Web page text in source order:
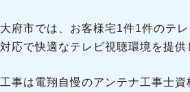
大府市では、お客様宅1件1件のテ
対応で快適なテレビ視聴環境を提供
工事は電翔自慢のアンテナ工事士